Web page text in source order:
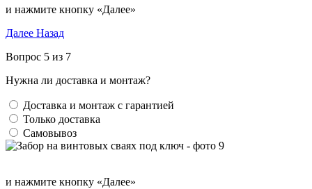
и нажмите кнопку «Далее»
Далее Назад
Вопрос 5 из 7
Нужна ли доставка и монтаж?
Доставка и монтаж с гарантией
Только доставка
Самовывоз
и нажмите кнопку «Далее»